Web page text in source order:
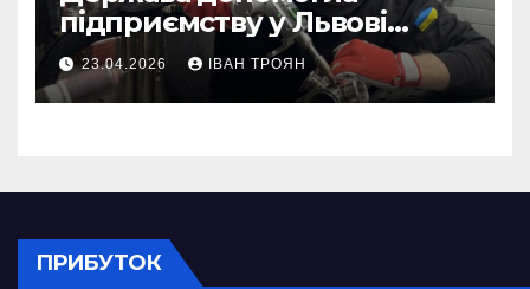
підприємству у Львові
відновити виробничі
потужності після атаки
російського БПЛА
23.04.2026 ІВАН ТРОЯН
ПРИБУТОК